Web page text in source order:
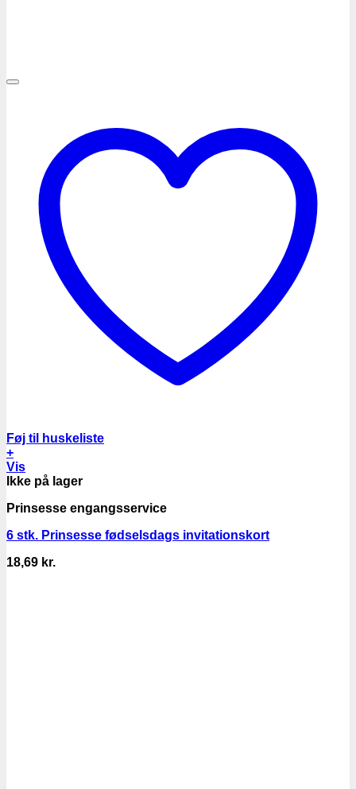
Føj til huskeliste
+
Vis
Ikke på lager
Prinsesse engangsservice
6 stk. Prinsesse fødselsdags invitationskort
18,69 kr.